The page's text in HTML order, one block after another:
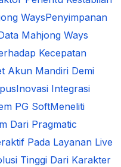
WaysPenyimpanan
Mahjong Ways
Kecepatan
Akun Mandiri Demi
Inovasi Integrasi
PG SoftMeneliti
Dari Pragmatic
Pada Layanan Live
Tinggi Dari Karakter